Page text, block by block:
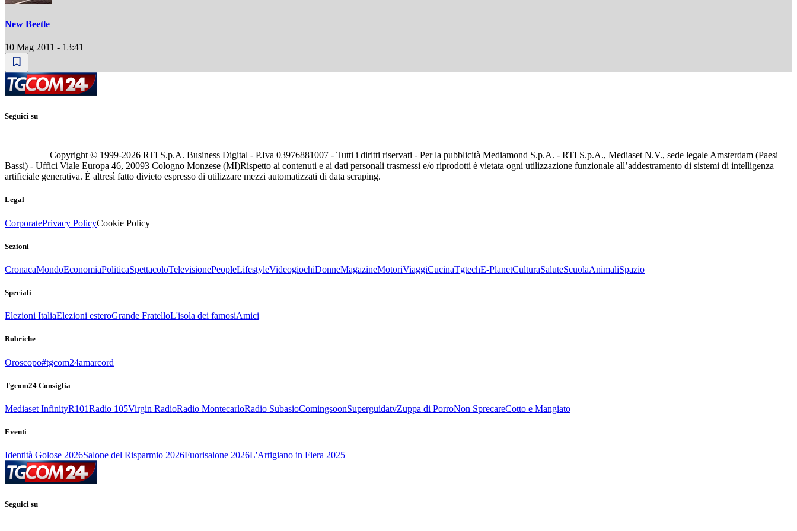
New Beetle
10 Mag 2011 - 13:41
Seguici su
Copyright © 1999-2026 RTI S.p.A. Business Digital - P.Iva 03976881007 - Tutti i diritti riservati - Per la pubblicità Mediamond S.p.A. - RTI S.p.A., Mediaset N.V., sede legale Amsterdam (Paesi
Bassi) - Uffici Viale Europa 46, 20093 Cologno Monzese (MI)Rispetto ai contenuti e ai dati personali trasmessi e/o riprodotti è vietata ogni utilizzazione funzionale all’addestramento di sistemi di intelligenza
artificiale generativa. È altresì fatto divieto espresso di utilizzare mezzi automatizzati di data scraping.
Legal
CorporatePrivacy PolicyCookie Policy
Sezioni
CronacaMondoEconomiaPoliticaSpettacoloTelevisionePeopleLifestyleVideogiochiDonneMagazineMotoriViaggiCucinaTgtechE-PlanetCulturaSaluteScuolaAnimaliSpazio
Speciali
Elezioni ItaliaElezioni esteroGrande FratelloL'isola dei famosiAmici
Rubriche
Oroscopo#tgcom24amarcord
Tgcom24 Consiglia
Mediaset InfinityR101Radio 105Virgin RadioRadio MontecarloRadio SubasioComingsoonSuperguidatvZuppa di PorroNon SprecareCotto e Mangiato
Eventi
Identità Golose 2026Salone del Risparmio 2026Fuorisalone 2026L'Artigiano in Fiera 2025
Seguici su